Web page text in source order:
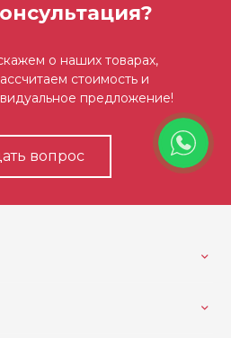
о наших товарах,
стоимость и
предложение!
вопрос